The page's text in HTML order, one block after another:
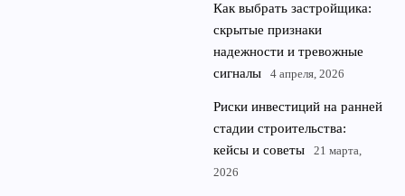
Как выбрать застройщика:
скрытые признаки
надежности и тревожные
сигналы
4 апреля, 2026
Риски инвестиций на ранней
стадии строительства:
кейсы и советы
21 марта,
2026